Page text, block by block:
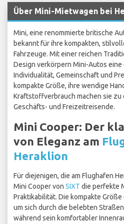
Über Mini-Mietwagen bei
Mini, eine renommierte britische
bekannt für ihre kompakten,
Fahrzeuge. Mit einer reichen
Design verkörpern Mini-Autos
Individualität, Gemeinschaft und
kompakte Größe, ihre wendige
Kraftstoffverbrauch machen sie zu
Geschäfts- und Freizeitreisende.
Mini Cooper: Der
von Eleganz am
Heraklion
Für diejenigen, die am Flughafen
Mini Cooper von SIXT die perfekte
Praktikabilität. Die kompakte
um sich durch die belebten
während sein komfortabler